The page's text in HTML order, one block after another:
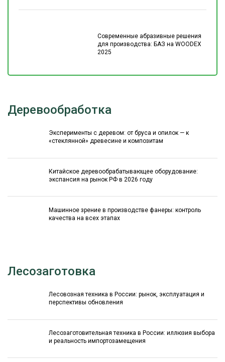
Современные абразивные решения
для производства: БАЗ на WOODEX
2025
Деревообработка
Эксперименты с деревом: от бруса и опилок — к
«стеклянной» древесине и композитам
Китайское деревообрабатывающее оборудование:
экспансия на рынок РФ в 2026 году
Машинное зрение в производстве фанеры: контроль
качества на всех этапах
Лесозаготовка
Лесовозная техника в России: рынок, эксплуатация и
перспективы обновления
Лесозаготовительная техника в России: иллюзия выбора
и реальность импортозамещения